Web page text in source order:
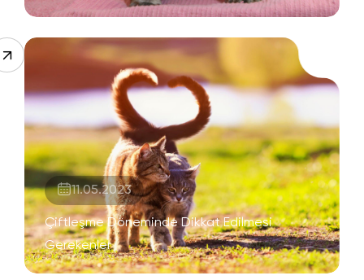
11.05.2023
Çiftleşme Döneminde Dikkat Edilmesi
Gerekenler